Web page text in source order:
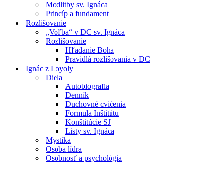
Modlitby sv. Ignáca
Princíp a fundament
Rozlišovanie
„Voľba“ v DC sv. Ignáca
Rozlišovanie
Hľadanie Boha
Pravidlá rozlišovania v DC
Ignác z Loyoly
Diela
Autobiografia
Denník
Duchovné cvičenia
Formula Inštitútu
Konštitúcie SJ
Listy sv. Ignáca
Mystika
Osoba lídra
Osobnosť a psychológia